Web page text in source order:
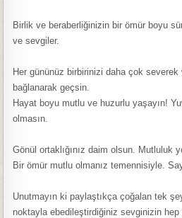
Birlik ve beraberliğinizin bir ömür boyu
ve sevgiler.
Her gününüz birbirinizi daha çok
bağlanarak geçsin.
Hayat boyu mutlu ve huzurlu yaşayın!
olmasın.
Gönül ortaklığınız daim olsun. Mutluluk
Bir ömür mutlu olmanız temennisiyle.
Unutmayın ki paylaştıkça çoğalan tek
noktayla ebedileştirdiğiniz sevginizin hep